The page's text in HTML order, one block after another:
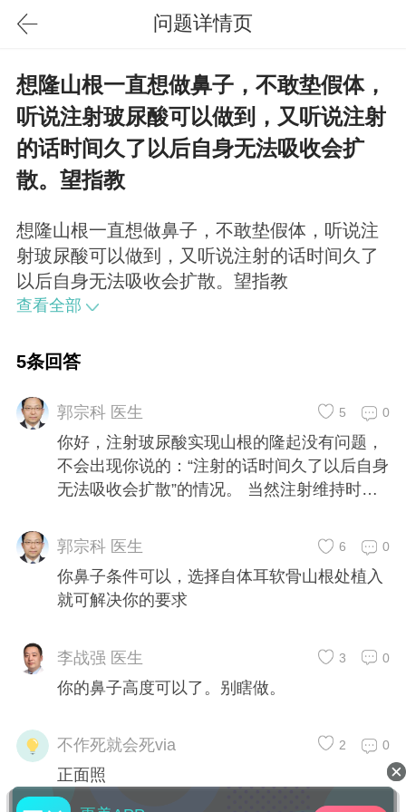
问题详情页
想隆山根一直想做鼻子，不敢垫假体，
听说注射玻尿酸可以做到，又听说注射
的话时间久了以后自身无法吸收会扩
散。望指教
想隆山根一直想做鼻子，不敢垫假体，听说注
射玻尿酸可以做到，又听说注射的话时间久了
以后自身无法吸收会扩散。望指教
查看全部
5条回答
郭宗科 医生 0
5
你好，注射玻尿酸实现山根的隆起没有问题，
不会出现你说的：“注射的话时间久了以后自身
无法吸收会扩散”的情况。 当然注射维持时间
郭宗科 医生
0
6
你鼻子条件可以，选择自体耳软骨山根处植入
就可解决你的要求
李战强 医生 0
3
你的鼻子高度可以了。别瞎做。
不作死就会死via 0
2
正面照